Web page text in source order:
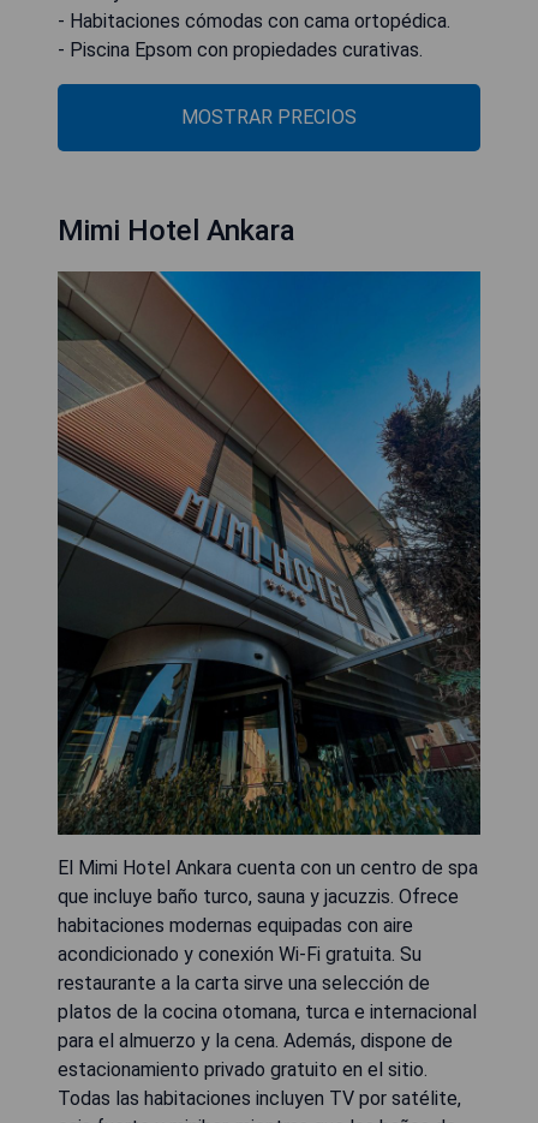
- Habitaciones cómodas con cama ortopédica.
- Piscina Epsom con propiedades curativas.
MOSTRAR PRECIOS
Mimi Hotel Ankara
El Mimi Hotel Ankara cuenta con un centro de spa
que incluye baño turco, sauna y jacuzzis. Ofrece
habitaciones modernas equipadas con aire
acondicionado y conexión Wi-Fi gratuita. Su
restaurante a la carta sirve una selección de
platos de la cocina otomana, turca e internacional
para el almuerzo y la cena. Además, dispone de
estacionamiento privado gratuito en el sitio.
Todas las habitaciones incluyen TV por satélite,